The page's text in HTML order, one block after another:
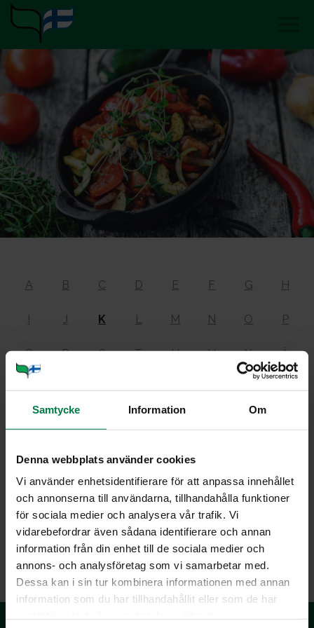
Samtycke Information Om
Denna webbplats använder cookies
Vi använder enhetsidentifierare för att anpassa innehållet
och annonserna till användarna, tillhandahålla funktioner
för sociala medier och analysera vår trafik. Vi
vidarebefordrar även sådana identifierare och annan
information från din enhet till de sociala medier och
annons- och analysföretag som vi samarbetar med.
Dessa kan i sin tur kombinera informationen med annan
information som du har tillhandahållit eller som de har
A B C D E F G H
I J K L M N O P
Q R S T U V Y Ä
Ö
Kasvisruokavaliota on useita erilaisia. Kasvisruokavaliot
jaetaan eri tyyppeihin sen mukaan, mitä ruoka-aineita ne
sisältävät. Lue lisää